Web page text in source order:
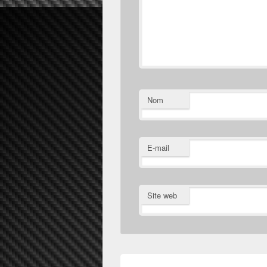
Nom
E-mail
Site web